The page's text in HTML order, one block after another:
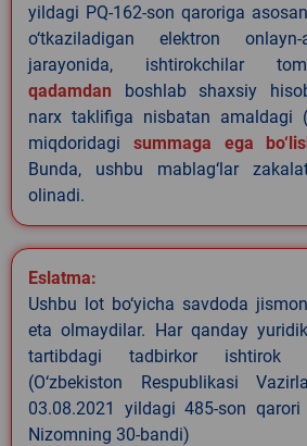
yildagi PQ-162-son qaroriga
o‘tkaziladigan elektron
jarayonida, ishtirokchilar
qadamdan boshlab shaxsiy
narx taklifiga nisbatan amaldagi
miqdoridagi summaga ega
Bunda, ushbu mablag‘lar
olinadi.
Eslatma:
Ushbu lot bo‘yicha savdoda
eta olmaydilar. Har qanday
tartibdagi tadbirkor ishtirok
(O‘zbekiston Respublikasi
03.08.2021 yildagi 485-son
Nizomning 30-bandi)